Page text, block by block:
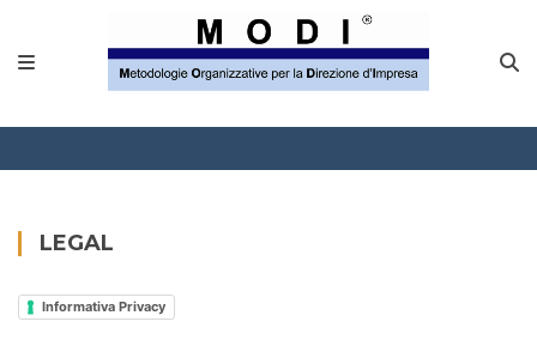
LEGAL
Informativa Privacy